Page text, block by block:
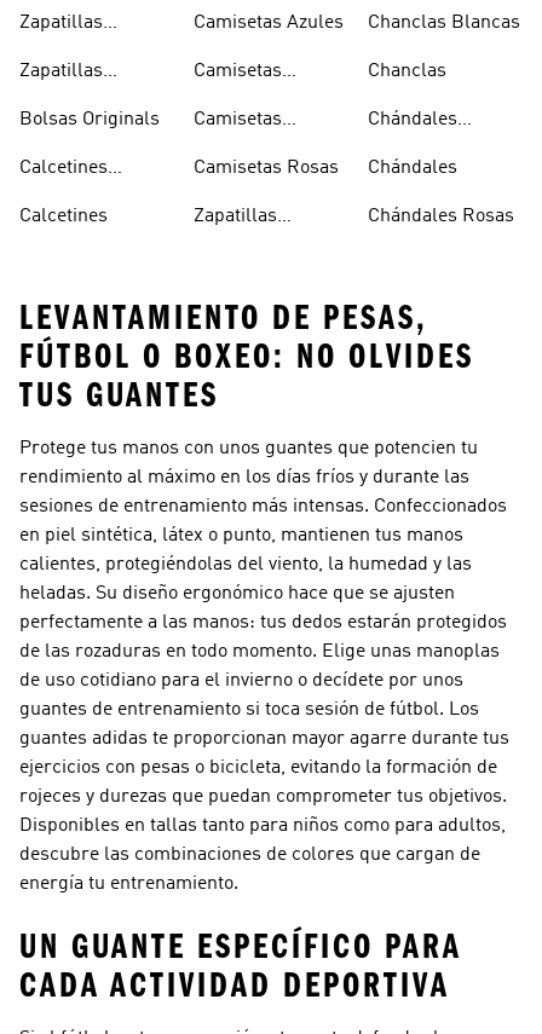
Zapatillas
Zapatillas
Blancas
Bolsas Originals
Calcetines
Blancos
Calcetines
Camisetas Azules
Camisetas
Camisetas
Camisetas Rosas
Zapatillas
Chanclas Blancas
Chanclas
Chándales
Chándales
Chándales Rosas
LEVANTAMIENTO DE PESAS,
FÚTBOL O BOXEO: NO OLVIDES
TUS GUANTES
Protege tus manos con unos guantes que potencien tu
rendimiento al máximo en los días fríos y durante las
sesiones de entrenamiento más intensas. Confeccionados
en piel sintética, látex o punto, mantienen tus manos
calientes, protegiéndolas del viento, la humedad y las
heladas. Su diseño ergonómico hace que se ajusten
perfectamente a las manos: tus dedos estarán protegidos
de las rozaduras en todo momento. Elige unas manoplas
de uso cotidiano para el invierno o decídete por unos
guantes de entrenamiento si toca sesión de fútbol. Los
guantes adidas te proporcionan mayor agarre durante tus
ejercicios con pesas o bicicleta, evitando la formación de
rojeces y durezas que puedan comprometer tus objetivos.
Disponibles en tallas tanto para niños como para adultos,
descubre las combinaciones de colores que cargan de
energía tu entrenamiento.
UN GUANTE ESPECÍFICO PARA
CADA ACTIVIDAD DEPORTIVA